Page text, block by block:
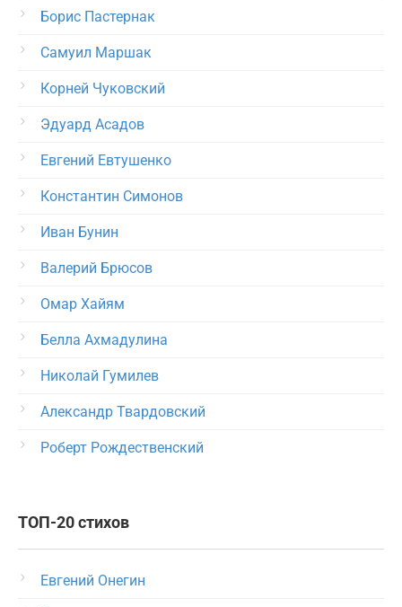
Борис Пастернак
Самуил Маршак
Корней Чуковский
Эдуард Асадов
Евгений Евтушенко
Константин Симонов
Иван Бунин
Валерий Брюсов
Омар Хайям
Белла Ахмадулина
Николай Гумилев
Александр Твардовский
Роберт Рождественский
ТОП-20 стихов
Евгений Онегин